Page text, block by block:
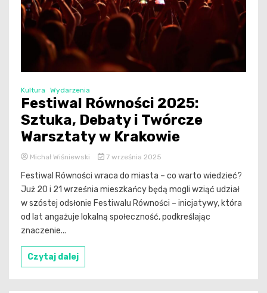
Kultura Wydarzenia
Festiwal Równości 2025:
Sztuka, Debaty i Twórcze
Warsztaty w Krakowie
Michał Wiśniewski 7 września 2025
Festiwal Równości wraca do miasta – co warto wiedzieć?
Już 20 i 21 września mieszkańcy będą mogli wziąć udział
w szóstej odsłonie Festiwalu Równości – inicjatywy, która
od lat angażuje lokalną społeczność, podkreślając
znaczenie...
Czytaj dalej